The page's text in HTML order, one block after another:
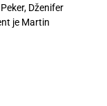
Dženifer
je Martin